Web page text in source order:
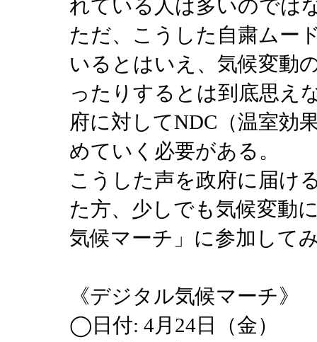
れている人は多いので
ただ、こうした自粛ムー
いるとはいえ、気候変動
ったりするとは到底思え
府に対してNDC（温室効
めていく必要がある。
こうした声を政府に届け
た方、少しでも気候変動
気候マーチ」に参加し
《デジタル気候マーチ
◯日付: 4月24日（金）